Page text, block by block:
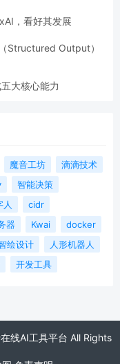
，看好其发展
Structured Output）
大核心能力
魔音工坊
滴滴技术
智能决策
人
cidr
器 Kwai
docker
绘设计
人形机器人
开发工具
线AI工具平台 All Rights